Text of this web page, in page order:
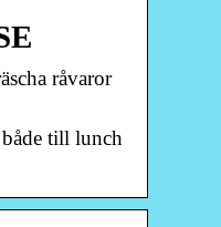
råvaror
till lunch